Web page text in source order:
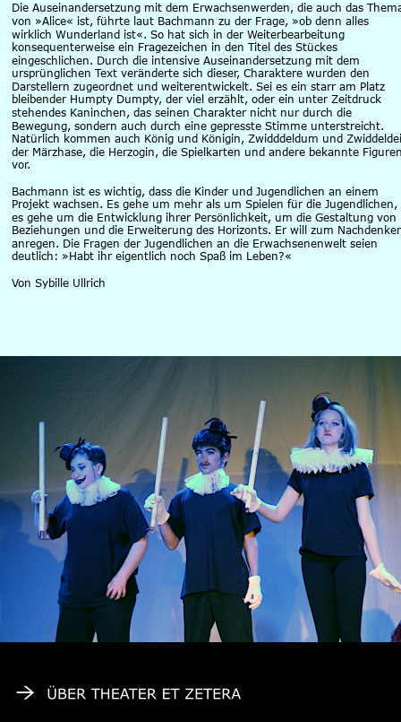
Die Auseinandersetzung mit dem Erwachsenwerden, die auch das
von »Alice« ist, führte laut Bachmann zu der Frage, »ob denn alles
wirklich Wunderland ist«. So hat sich in der Weiterbearbeitung
konsequenterweise ein Fragezeichen in den Titel des Stückes
eingeschlichen. Durch die intensive Auseinandersetzung mit dem
ursprünglichen Text veränderte sich dieser, Charaktere wurden den
Darstellern zugeordnet und weiterentwickelt. Sei es ein starr am Platz
bleibender Humpty Dumpty, der viel erzählt, oder ein unter Zeitdruck
stehendes Kaninchen, das seinen Charakter nicht nur durch die
Bewegung, sondern auch durch eine gepresste Stimme unterstreicht.
Natürlich kommen auch König und Königin, Zwidddeldum und
der Märzhase, die Herzogin, die Spielkarten und andere bekannte
vor.
Bachmann ist es wichtig, dass die Kinder und Jugendlichen an einem
Projekt wachsen. Es gehe um mehr als um Spielen für die Jugendlichen,
es gehe um die Entwicklung ihrer Persönlichkeit, um die Gestaltung von
Beziehungen und die Erweiterung des Horizonts. Er will zum
anregen. Die Fragen der Jugendlichen an die Erwachsenenwelt seien
deutlich: »Habt ihr eigentlich noch Spaß im Leben?«
Von Sybille Ullrich